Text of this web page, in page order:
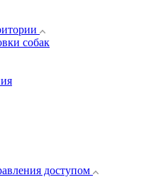
собак
доступом